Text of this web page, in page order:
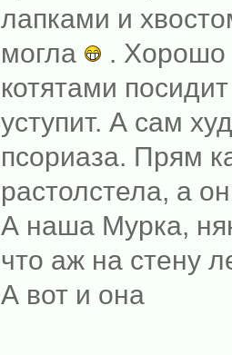
лапками и
могла
. Хорошо
котятами
уступит. А сам
псориаза. Прям
растолстела, а
А наша Мурка,
что аж на стену
А вот и она